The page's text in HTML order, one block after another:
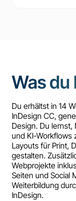
Was
Du erhältst in 14
InDesign CC,
Design. Du
und KI-Workflows
Layouts für Print,
gestalten.
Webprojekte
Seiten und Social
Weiterbildung
InDesign.